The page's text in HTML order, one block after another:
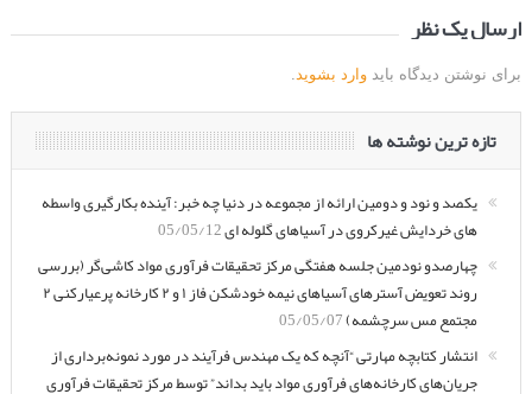
ارسال یک نظر
برای نوشتن دیدگاه باید وارد بشوید
تازه ترین نوشته ها
یکصد و نود و دومین ارائه از مجموعه در دنیا چه خبر: آینده بکارگیری واسطه
های خردایش غیرکروی در آسیاهای گلوله ای05/05/12
چهارصدو نودمین جلسه هفتگی مرکز تحقیقات فرآوری مواد کاشی‌گر (بررسی
روند تعویض آسترهای آسیاهای نیمه خودشکن فاز ۱ و ۲ کارخانه پرعیارکنی ۲
مجتمع مس سرچشمه)05/05/07
انتشار کتابچه مهارتی “آنچه که یک مهندس فرآیند در مورد نمونه‌برداری از
جریان‌های کارخانه‌های فرآوری مواد باید بداند” توسط مرکز تحقیقات فرآوری